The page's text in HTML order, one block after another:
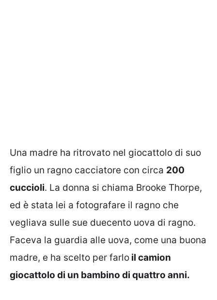
Una madre ha ritrovato nel giocattolo di suo
figlio un ragno cacciatore con circa 200
cuccioli. La donna si chiama Brooke Thorpe,
ed è stata lei a fotografare il ragno che
vegliava sulle sue duecento uova di ragno.
Faceva la guardia alle uova, come una buona
madre, e ha scelto per farlo il camion
giocattolo di un bambino di quattro anni.